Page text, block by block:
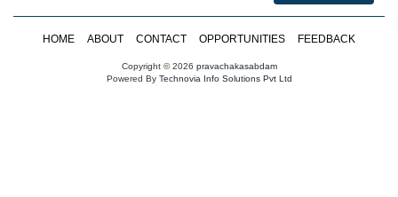
HOME ABOUT CONTACT OPPORTUNITIES FEEDBACK
Copyright © 2026 pravachakasabdam
Powered ByTechnovia Info Solutions Pvt Ltd